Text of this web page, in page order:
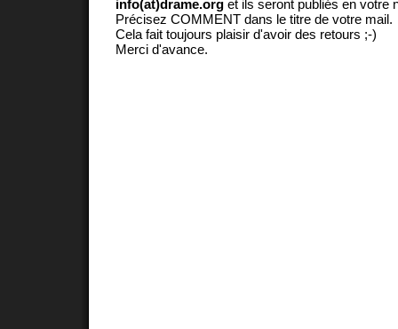
info(at)drame.org et ils seront publiés en votre
Précisez COMMENT dans le titre de votre mail.
Cela fait toujours plaisir d'avoir des retours ;-)
Merci d'avance.